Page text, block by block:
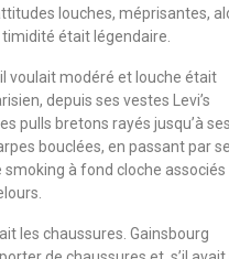
louches, méprisantes,
était légendaire.
voulait modéré et louche était
depuis ses vestes Levi’s
pulls bretons rayés jusqu’à ses
bouclées, en passant par
smoking à fond cloche associés
les chaussures. Gainsbourg